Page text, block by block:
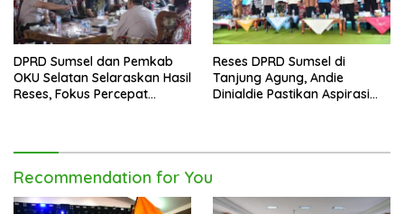
DPRD Sumsel dan Pemkab
OKU Selatan Selaraskan Hasil
Reses, Fokus Percepat
Reses DPRD Sumsel di
Tanjung Agung, Andie
Dinialdie Pastikan Aspirasi
Recommendation for You